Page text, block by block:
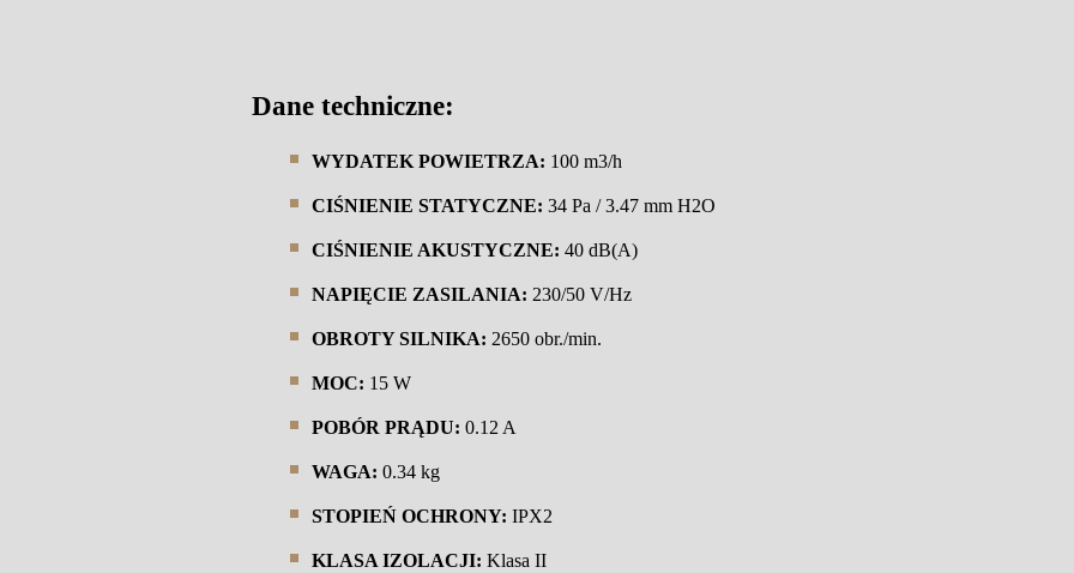
Dane techniczne:
WYDATEK POWIETRZA: 100 m3/h
CIŚNIENIE STATYCZNE: 34 Pa / 3.47 mm H2O
CIŚNIENIE AKUSTYCZNE: 40 dB(A)
NAPIĘCIE ZASILANIA: 230/50 V/Hz
OBROTY SILNIKA: 2650 obr./min.
MOC: 15 W
POBÓR PRĄDU: 0.12 A
WAGA: 0.34 kg
STOPIEŃ OCHRONY: IPX2
KLASA IZOLACJI: Klasa II